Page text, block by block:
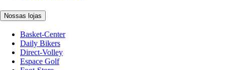
Nossas lojas
Basket-Center
Daily Bikers
Direct-Volley
Espace Golf